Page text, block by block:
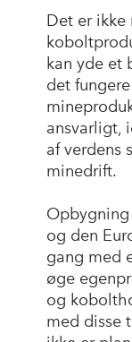
Det er
kan yde et
det
ansvarligt,
af verdens
minedrift.
og den
gang med
øge
og
med disse